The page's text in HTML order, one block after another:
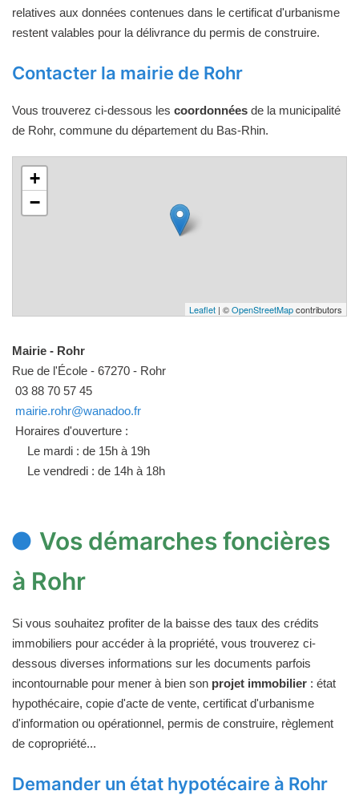
relatives aux données contenues dans le certificat d'urbanisme
restent valables pour la délivrance du permis de construire.
Contacter la mairie de Rohr
Vous trouverez ci-dessous les coordonnées de la municipalité
de Rohr, commune du département du Bas-Rhin.
+
−
Leaflet | ©OpenStreetMapcontributors
Mairie - Rohr
Rue de l'École - 67270 - Rohr
03 88 70 57 45
mairie.rohr@wanadoo.fr
Horaires d'ouverture :
Le mardi : de 15h à 19h
Le vendredi : de 14h à 18h
Vos démarches foncières
à Rohr
Si vous souhaitez profiter de la baisse des taux des crédits
immobiliers pour accéder à la propriété, vous trouverez ci-
dessous diverses informations sur les documents parfois
incontournable pour mener à bien son projet immobilier : état
hypothécaire, copie d'acte de vente, certificat d'urbanisme
d'information ou opérationnel, permis de construire, règlement
de copropriété...
Demander un état hypotécaire à Rohr